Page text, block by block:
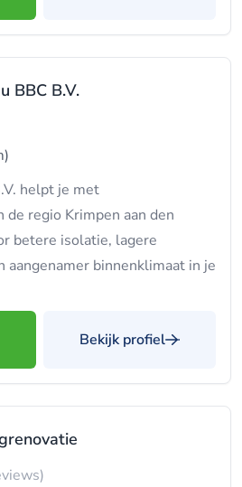
BBC B.V.
helpt je met
regio Krimpen aan den
betere isolatie, lagere
aangenamer binnenklimaat in je
Bekijk profiel